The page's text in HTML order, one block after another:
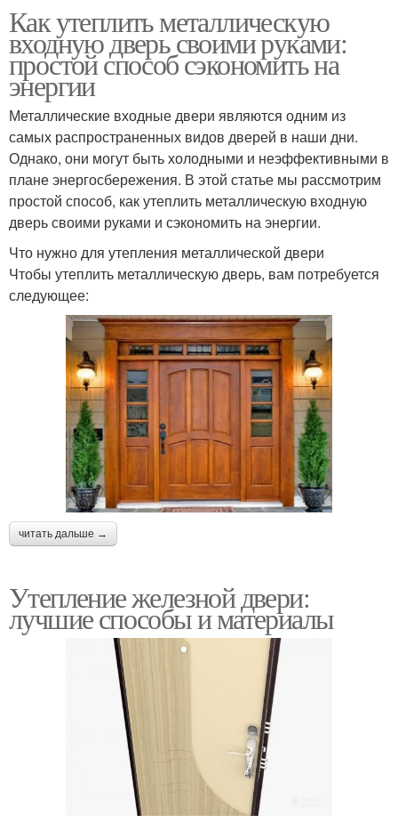
Как утеплить металлическую
входную дверь своими руками:
простой способ сэкономить на
энергии
Металлические входные двери являются одним из
самых распространенных видов дверей в наши дни.
Однако, они могут быть холодными и неэффективными в
плане энергосбережения. В этой статье мы рассмотрим
простой способ, как утеплить металлическую входную
дверь своими руками и сэкономить на энергии.
Что нужно для утепления металлической двери
Чтобы утеплить металлическую дверь, вам потребуется
следующее:
читать дальше →
Утепление железной двери:
лучшие способы и материалы